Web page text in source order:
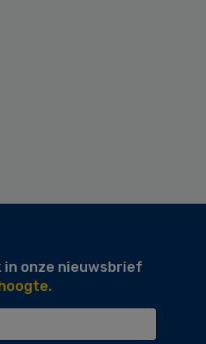
onze nieuwsbrief